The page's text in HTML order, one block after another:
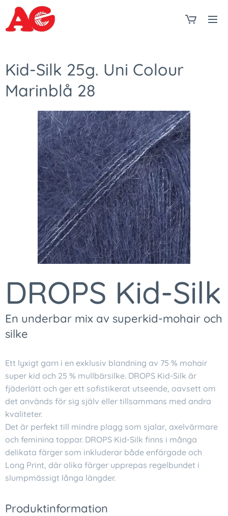
Kid-Silk 25g. Uni Colour
Marinblå 28
DROPS Kid-Silk
En underbar mix av superkid-mohair och
silke
Ett lyxigt garn i en exklusiv blandning av 75 % mohair
super kid och 25 % mullbärsilke. DROPS Kid-Silk är
fjäderlätt och ger ett sofistikerat utseende, oavsett om
det används för sig själv eller tillsammans med andra
kvaliteter.
Det är perfekt till mindre plagg som sjalar, axelvärmare
och feminina toppar. DROPS Kid-Silk finns i många
delikata färger som inkluderar både enfärgade och
Long Print, där olika färger upprepas regelbundet i
slumpmässigt långa längder.
Produktinformation